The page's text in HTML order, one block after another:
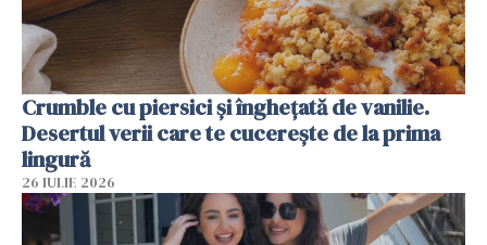
Crumble cu piersici și înghețată de vanilie.
Desertul verii care te cucerește de la prima
lingură
26 IULIE 2026